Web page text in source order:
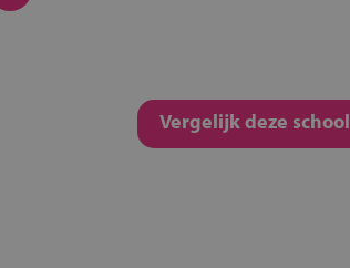
Vergelijk deze school